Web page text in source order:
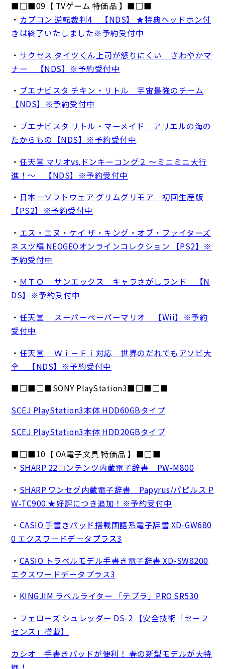
■□■09【 TVゲーム 特価品 】■□■
・ カプコン 逆転裁判4 【NDS】 ★特典ヘッドホン付
きは終了いたしました※予約受付中
・ サクセス タイツくん上司が怒りにくい さわやかマ
ナー 【NDS】※予約受付中
・ ブエナビスタ チキン・リトル 宇宙最強のチーム
【NDS】※予約受付中
・ ブエナビスタ リトル・マーメイド アリエルの海の
たからもの【NDS】※予約受付中
・ 任天堂 マリオvs.ドンキーコング２ ～ミニミニ大行
進！～ 【NDS】※予約受付中
・ 日本一ソフトウェア グリムグリモア 初回生産版
【PS2】※予約受付中
・ エス・エヌ・ケイ ザ・キング・オブ・ファイターズ
ネスツ編 NEOGEOオンラインコレクション 【PS2】※
予約受付中
・ ＭＴＯ サンエックス キャラさがしランド 【N
DS】※予約受付中
・ 任天堂 スーパーペーパーマリオ 【Wii】※予約
受付中
・ 任天堂 Ｗｉ－Ｆｉ対応 世界のだれでもアソビ大
全 【NDS】※予約受付中
■□■□■SONY PlayStation3■□■□■
SCEJ PlayStation3本体 HDD60GBタイプ
SCEJ PlayStation3本体 HDD20GBタイプ
■□■10【 OA電子文具 特価品 】■□■
・ SHARP 22コンテンツ内蔵電子辞書 PW-M800
・ SHARP ワンセグ内蔵電子辞書 Papyrus/パピルス P
W-TC900 ★好評につき追加！※予約受付中
・ CASIO 手書きパッド搭載国語系電子辞書 XD-GW680
0 エクスワードデータプラス3
・ CASIO トラベルモデル手書き電子辞書 XD-SW8200
エクスワードデータプラス3
・ KINGJIM ラベルライター 「テプラ」PRO SR530
・ フェローズ シュレッダー DS-2 【安全技術「セーフ
センス」搭載】
カシオ 手書きパッドが便利！ 春の新型モデルが大特
価！